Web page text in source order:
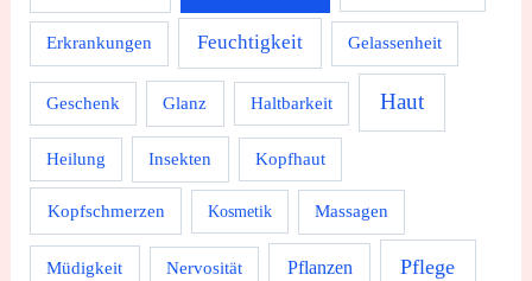
Erkrankungen Feuchtigkeit Gelassenheit
Geschenk Glanz Haltbarkeit Haut
Heilung Insekten Kopfhaut
Kopfschmerzen Kosmetik Massagen
Müdigkeit Nervosität Pflanzen Pflege